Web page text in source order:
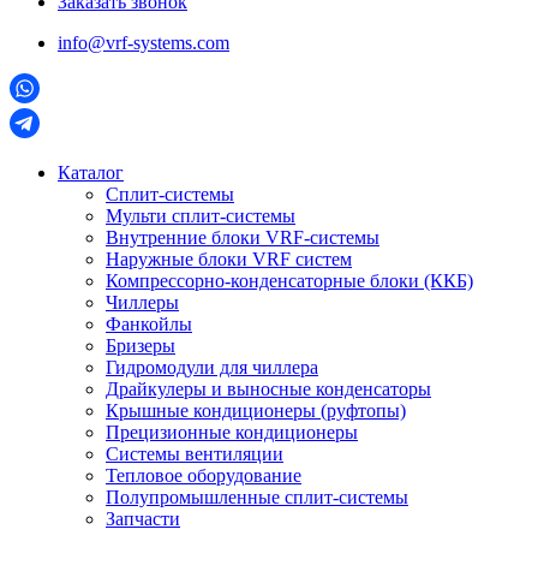
info@vrf-systems.com
Каталог
Сплит-системы
Мульти сплит-системы
Внутренние блоки VRF-cистемы
Наружные блоки VRF cистем
Компрессорно-конденсаторные блоки (ККБ)
Чиллеры
Фанкойлы
Бризеры
Гидромодули для чиллера
Драйкулеры и выносные конденсаторы
Крышные кондиционеры (руфтопы)
Прецизионные кондиционеры
Системы вентиляции
Тепловое оборудование
Полупромышленные сплит-системы
Запчасти